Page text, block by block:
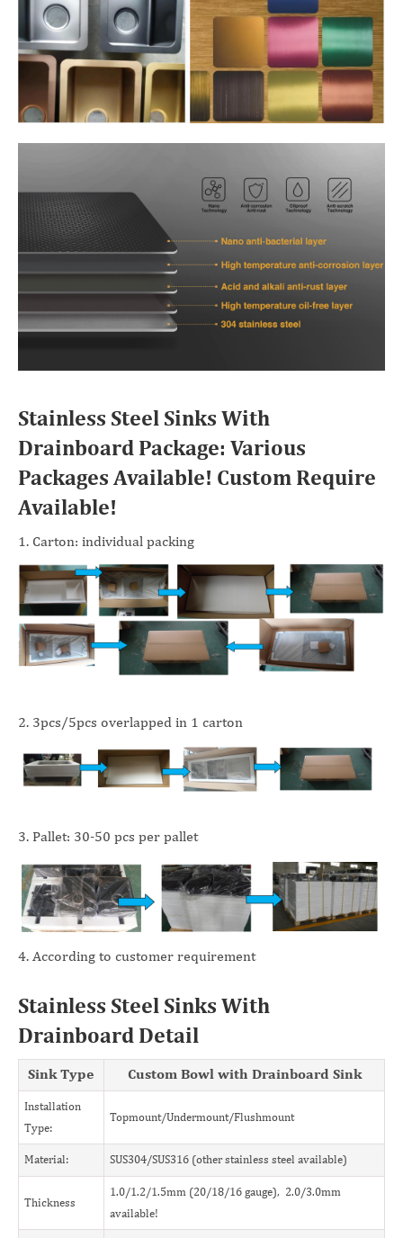
Stainless Steel Sinks With
Drainboard Package: Various
Packages Available! Custom Require
Available!
1. Carton: individual packing
2. 3pcs/5pcs overlapped in 1 carton
3. Pallet: 30-50 pcs per pallet
4. According to customer requirement
Stainless Steel Sinks With
Drainboard Detail
Sink Type Custom Bowl with Drainboard Sink
Installation
Type:
Topmount/Undermount/Flushmount
Material: SUS304/SUS316 (other stainless steel available)
Thickness
1.0/1.2/1.5mm (20/18/16 gauge), 2.0/3.0mm
available!